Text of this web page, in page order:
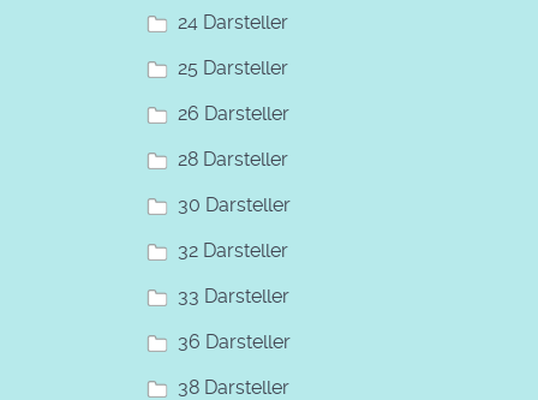
24 Darsteller
25 Darsteller
26 Darsteller
28 Darsteller
30 Darsteller
32 Darsteller
33 Darsteller
36 Darsteller
38 Darsteller